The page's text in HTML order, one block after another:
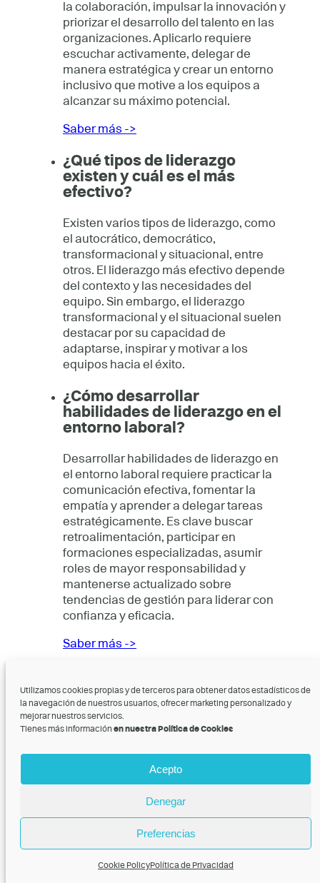
Utilizamos cookies propias y de terceros para obtener datos estadísticos de
la navegación de nuestros usuarios, ofrecer marketing personalizado y
mejorar nuestros servicios.
Tienes más información en nuestra Política de Cookies
Acepto
Denegar
Preferencias
Cookie PolicyPolítica de Privacidad
la colaboración, impulsar la innovación y
priorizar el desarrollo del talento en las
organizaciones. Aplicarlo requiere
escuchar activamente, delegar de
manera estratégica y crear un entorno
inclusivo que motive a los equipos a
alcanzar su máximo potencial.
Saber más ->
¿Qué tipos de liderazgo
existen y cuál es el más
efectivo?
Existen varios tipos de liderazgo, como
el autocrático, democrático,
transformacional y situacional, entre
otros. El liderazgo más efectivo depende
del contexto y las necesidades del
equipo. Sin embargo, el liderazgo
transformacional y el situacional suelen
destacar por su capacidad de
adaptarse, inspirar y motivar a los
equipos hacia el éxito.
¿Cómo desarrollar
habilidades de liderazgo en el
entorno laboral?
Desarrollar habilidades de liderazgo en
el entorno laboral requiere practicar la
comunicación efectiva, fomentar la
empatía y aprender a delegar tareas
estratégicamente. Es clave buscar
retroalimentación, participar en
formaciones especializadas, asumir
roles de mayor responsabilidad y
mantenerse actualizado sobre
tendencias de gestión para liderar con
confianza y eficacia.
Saber más ->
constructivo y cómo
implementarlo
correctamente?
El feedback constructivo es una
retroalimentación clara y respetuosa
que busca mejorar el desempeño de
una persona, resaltando áreas de
mejora junto con propuestas concretas.
Para implementarlo correctamente, es
importante ser específico, centrarse en
hechos, mantener un tono positivo y